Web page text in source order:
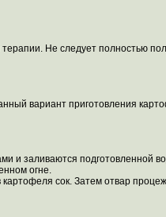
Не следует полностью
вариант приготовления
и заливаются подготовленной
огне.
картофеля сок. Затем отвар